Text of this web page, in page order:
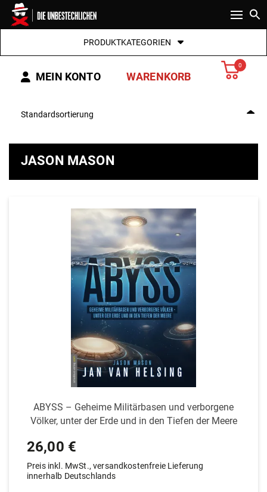
Toggle
PRODUKTKATEGORIEN
Start/ Bücher unserer Autoren
MEIN KONTO WARENKORB
0
JASON MASON
ABYSS – Geheime Mili­tär­basen und ver­borgene
Völker, unter der Erde und in den Tiefen der Meere
26,00 €
Preis inkl. MwSt., versandkostenfreie Lieferung
innerhalb Deutschlands